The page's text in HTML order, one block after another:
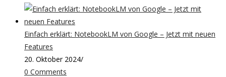
Einfach erklärt: NotebookLM von Google – Jetzt mit neuen
Features
20. Oktober 2024/
0 Comments